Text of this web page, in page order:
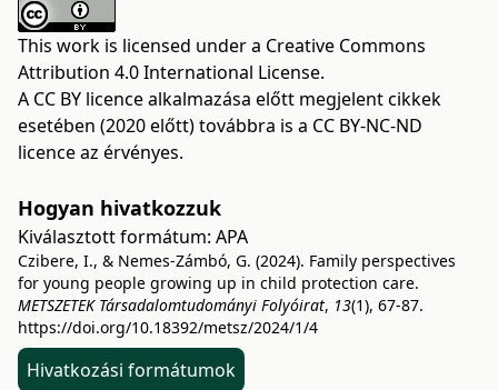
This work is licensed under a Creative Commons
Attribution 4.0 International License.
A CC BY licence alkalmazása előtt megjelent cikkek
esetében (2020 előtt) továbbra is a CC BY-NC-ND
licence az érvényes.
Hogyan hivatkozzuk
Kiválasztott formátum: APA
Czibere, I., & Nemes-Zámbó, G. (2024). Family perspectives
for young people growing up in child protection care.
METSZETEK Társadalomtudományi Folyóirat, 13(1), 67-87.
https://doi.org/10.18392/metsz/2024/1/4
Hivatkozási formátumok